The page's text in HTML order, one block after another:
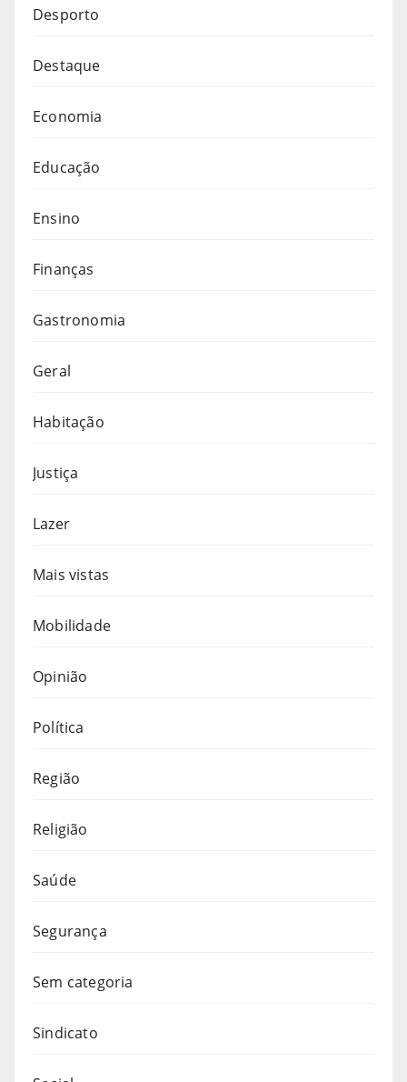
Desporto
Destaque
Economia
Educação
Ensino
Finanças
Gastronomia
Geral
Habitação
Justiça
Lazer
Mais vistas
Mobilidade
Opinião
Política
Região
Religião
Saúde
Segurança
Sem categoria
Sindicato